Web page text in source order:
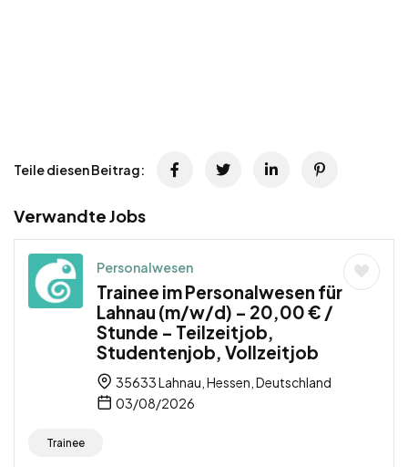
Teile diesen Beitrag:
Verwandte Jobs
Personalwesen
Trainee im Personalwesen für
Lahnau (m/w/d) – 20,00 € /
Stunde – Teilzeitjob,
Studentenjob, Vollzeitjob
35633 Lahnau, Hessen, Deutschland
03/08/2026
Trainee